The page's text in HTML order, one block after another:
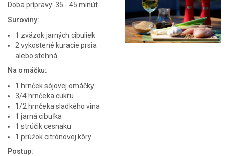
Doba prípravy: 35 - 45 minút
Suroviny:
1 zväzok jarných cibuliek
2 vykostené kuracie prsia
alebo stehná
Na omáčku:
1 hrnček sójovej omáčky
3/4 hrnčeka cukru
1/2 hrnčeka sladkého vína
1 jarná cibuľka
1 strúčik cesnaku
1 prúžok citrónovej kôry
Postup: